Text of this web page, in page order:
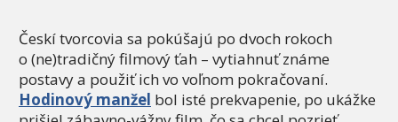
Českí tvorcovia sa pokúšajú po dvoch rokoch
o (ne)tradičný filmový ťah – vytiahnuť známe
postavy a použiť ich vo voľnom pokračovaní.
Hodinový manžel bol isté prekvapenie, po ukážke